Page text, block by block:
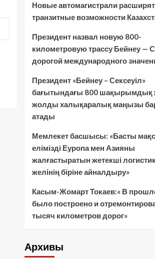
Новые автомагистрали расширят
транзитные возможности
Президент назвал новую 800-
километровую трассу Бейнеу —
дорогой международного
Президент «Бейнеу – Сексеуіл»
бағытындағы 800 шақырымдық
жолды халықаралық маңызы
атады
Мемлекет басшысы: «Басты
елімізді Еуропа мен Азияны
жалғастыратын жетекші
желінің біріне айналдыру»
Касым-Жомарт Токаев:« В
было построено и
тысяч километров дорог»
Архивы